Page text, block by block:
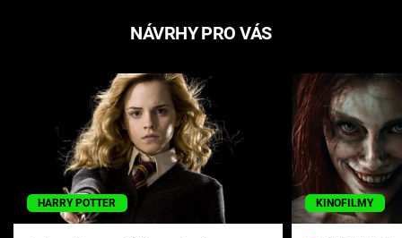
NÁVRHY PRO VÁS
HARRY POTTER KINOFILMY